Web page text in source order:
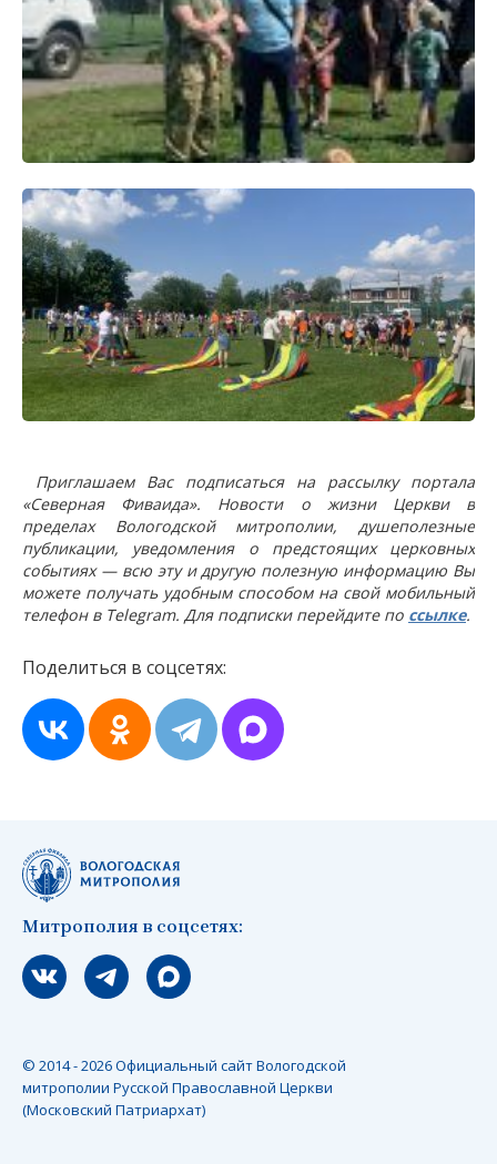
Приглашаем Вас подписаться на рассылку портала
«Северная Фиваида». Новости о жизни Церкви в
пределах Вологодской митрополии, душеполезные
публикации, уведомления о предстоящих церковных
событиях — всю эту и другую полезную информацию Вы
можете получать удобным способом на свой мобильный
телефон в Telegram. Для подписки перейдите по ссылке.
Поделиться в соцсетях:
Митрополия в соцсетях:
Мы вконтакте
Мы в telegram
Мы в Макс
© 2014 - 2026 Официальный сайт Вологодской
митрополии Русской Православной Церкви
(Московский Патриархат)